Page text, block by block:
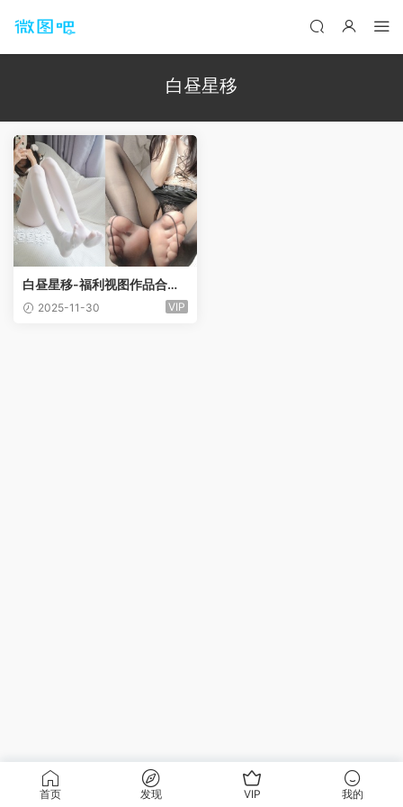
白昼星移
白昼星移-福利视图作品合集
[7套]2025-11-30 VIP
首页 发现 VIP 我的